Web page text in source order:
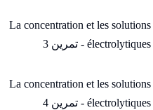
La concentration et les solutions
électrolytiques - تمرين 3
La concentration et les solutions
électrolytiques - تمرين 4